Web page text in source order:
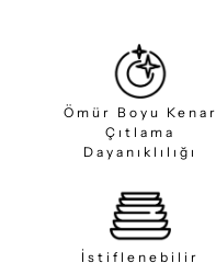
Ömür Boyu Kenar
Çıtlama
Dayanıklılığı
İstiflenebilir